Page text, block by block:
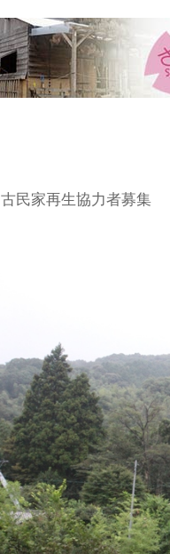
古民家再生協力者募集